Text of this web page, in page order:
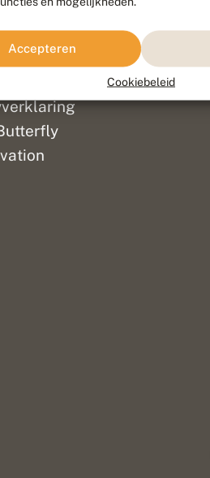
Accepteren
Cookiebeleid
door Go2People, ontworpen door